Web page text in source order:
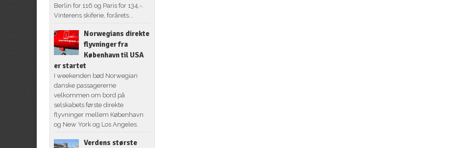
Berlin for 116 og Paris for 134,-.
Vinterens skiferie, forårets...
Norwegians direkte
flyvninger fra
København til USA
er startet
I weekenden bød Norwegian
danske passagererne
velkommen om bord på
selskabets første direkte
flyvninger mellem København
og New York og Los Angeles.
Verdens største